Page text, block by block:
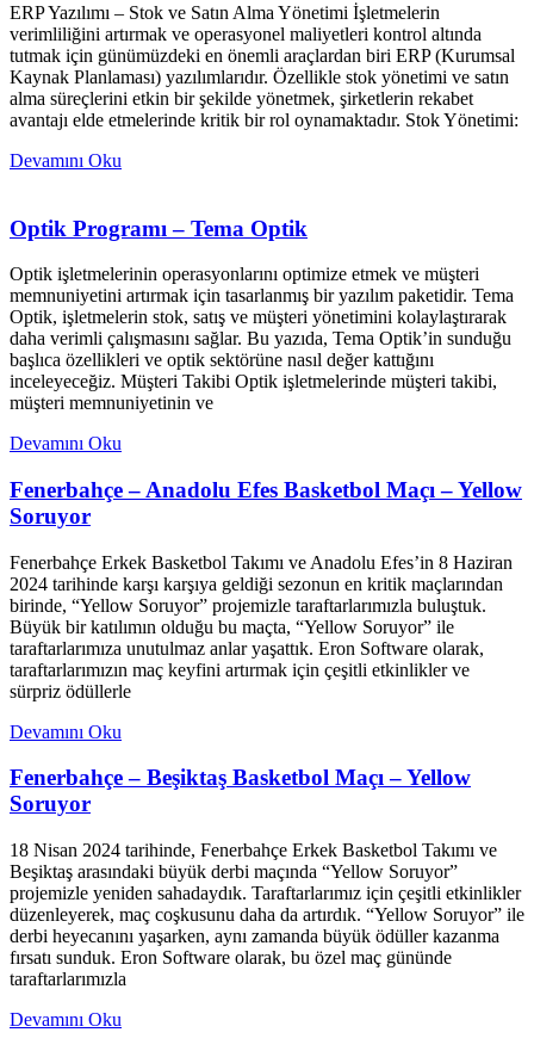
ERP Yazılımı – Stok ve Satın Alma Yönetimi İşletmelerin
verimliliğini artırmak ve operasyonel maliyetleri kontrol altında
tutmak için günümüzdeki en önemli araçlardan biri ERP (Kurumsal
Kaynak Planlaması) yazılımlarıdır. Özellikle stok yönetimi ve satın
alma süreçlerini etkin bir şekilde yönetmek, şirketlerin rekabet
avantajı elde etmelerinde kritik bir rol oynamaktadır. Stok Yönetimi:
Devamını Oku
Optik Programı – Tema Optik
Optik işletmelerinin operasyonlarını optimize etmek ve müşteri
memnuniyetini artırmak için tasarlanmış bir yazılım paketidir. Tema
Optik, işletmelerin stok, satış ve müşteri yönetimini kolaylaştırarak
daha verimli çalışmasını sağlar. Bu yazıda, Tema Optik’in sunduğu
başlıca özellikleri ve optik sektörüne nasıl değer kattığını
inceleyeceğiz. Müşteri Takibi Optik işletmelerinde müşteri takibi,
müşteri memnuniyetinin ve
Devamını Oku
Fenerbahçe – Anadolu Efes Basketbol Maçı – Yellow
Soruyor
Fenerbahçe Erkek Basketbol Takımı ve Anadolu Efes’in 8 Haziran
2024 tarihinde karşı karşıya geldiği sezonun en kritik maçlarından
birinde, “Yellow Soruyor” projemizle taraftarlarımızla buluştuk.
Büyük bir katılımın olduğu bu maçta, “Yellow Soruyor” ile
taraftarlarımıza unutulmaz anlar yaşattık. Eron Software olarak,
taraftarlarımızın maç keyfini artırmak için çeşitli etkinlikler ve
sürpriz ödüllerle
Devamını Oku
Fenerbahçe – Beşiktaş Basketbol Maçı – Yellow
Soruyor
18 Nisan 2024 tarihinde, Fenerbahçe Erkek Basketbol Takımı ve
Beşiktaş arasındaki büyük derbi maçında “Yellow Soruyor”
projemizle yeniden sahadaydık. Taraftarlarımız için çeşitli etkinlikler
düzenleyerek, maç coşkusunu daha da artırdık. “Yellow Soruyor” ile
derbi heyecanını yaşarken, aynı zamanda büyük ödüller kazanma
fırsatı sunduk. Eron Software olarak, bu özel maç gününde
taraftarlarımızla
Devamını Oku